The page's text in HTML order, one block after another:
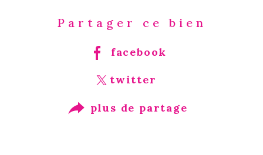
Partager ce bien
facebook
twitter
plus de partage